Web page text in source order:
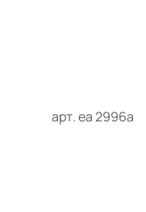
арт.еа 2996а